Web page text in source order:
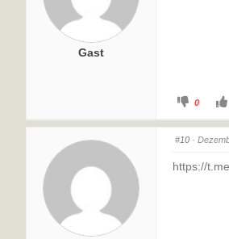
Gast
0
#10 ·
https://